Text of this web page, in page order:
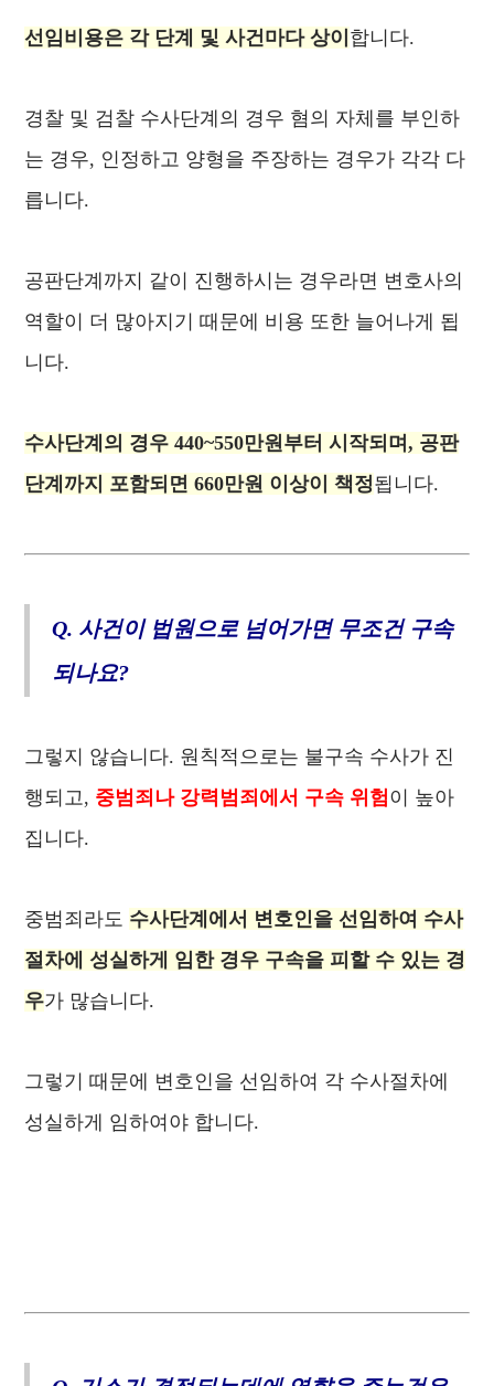
선임비용은 각 단계 및 사건마다 상이 합니다.
경찰 및 검찰 수사단계의 경우 혐의 자체를 부인하
는 경우, 인정하고 양형을 주장하는 경우가 각각 다
릅니다.
공판단계까지 같이 진행하시는 경우라면 변호사의
역할이 더 많아지기 때문에 비용 또한 늘어나게 됩
니다.
수사단계의 경우 440~550만원부터 시작되며, 공판
단계까지 포함되면 660만원 이상이 책정됩니다.
Q. 사건이 법원으로 넘어가면 무조건 구속
되나요?
그렇지 않습니다. 원칙적으로는 불구속 수사가 진
행되고, 중범죄나 강력범죄에서 구속 위험이 높아
집니다.
중범죄라도 수사단계에서 변호인을 선임하여 수사
절차에 성실하게 임한 경우 구속을 피할 수 있는 경
우가 많습니다.
그렇기 때문에 변호인을 선임하여 각 수사절차에
성실하게 임하여야 합니다.